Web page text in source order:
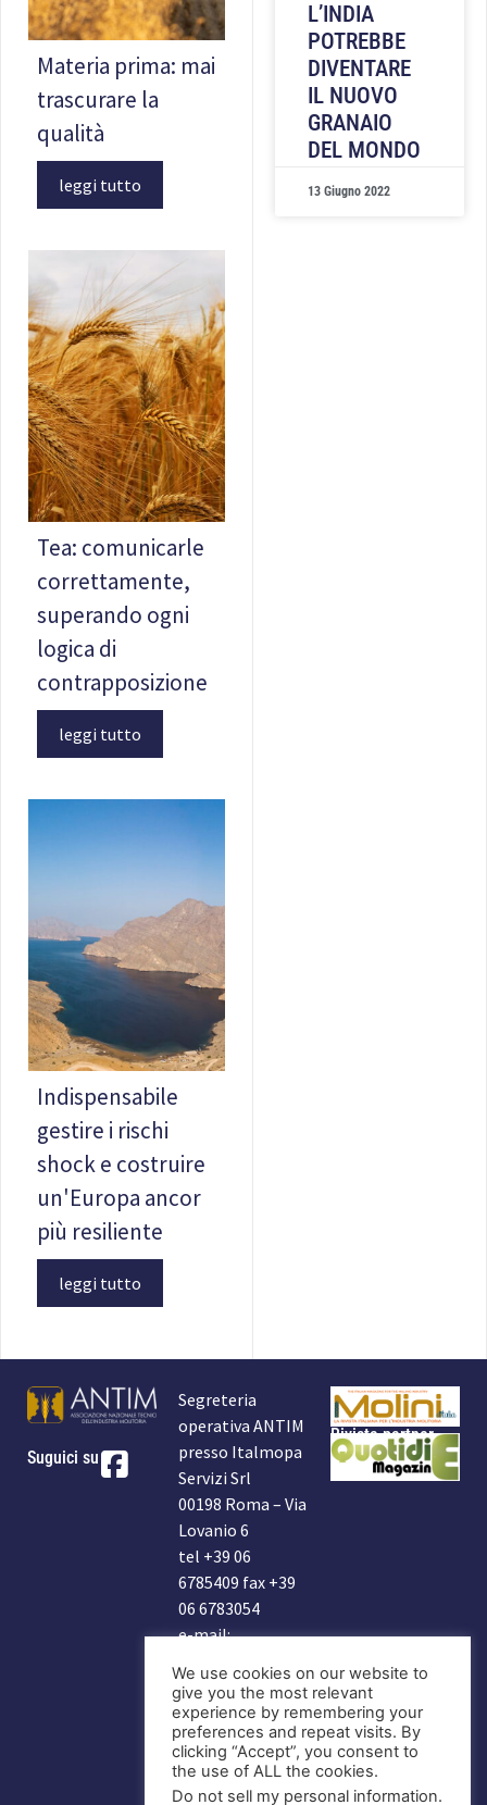
Materia prima: mai
trascurare la
qualità
leggi tutto
Tea: comunicarle
correttamente,
superando ogni
logica di
contrapposizione
leggi tutto
Indispensabile
gestire i rischi
shock e costruire
un'Europa ancor
più resiliente
leggi tutto
L’INDIA
POTREBBE
DIVENTARE
IL NUOVO
GRANAIO
DEL MONDO
13 Giugno 2022
Suguici su
Segreteria
operativa ANTIM
presso Italmopa
Servizi Srl
00198 Roma – Via
Lovanio 6
tel +39 06
6785409 fax +39
06 6783054
e-mail:
indirizzo Antim:
antim2006@libero.it
DIVENTA
SOCIO
Rivista partner
We use cookies on our website to
give you the most relevant
experience by remembering your
preferences and repeat visits. By
clicking “Accept”, you consent to
the use of ALL the cookies.
Do not sell my personal information.